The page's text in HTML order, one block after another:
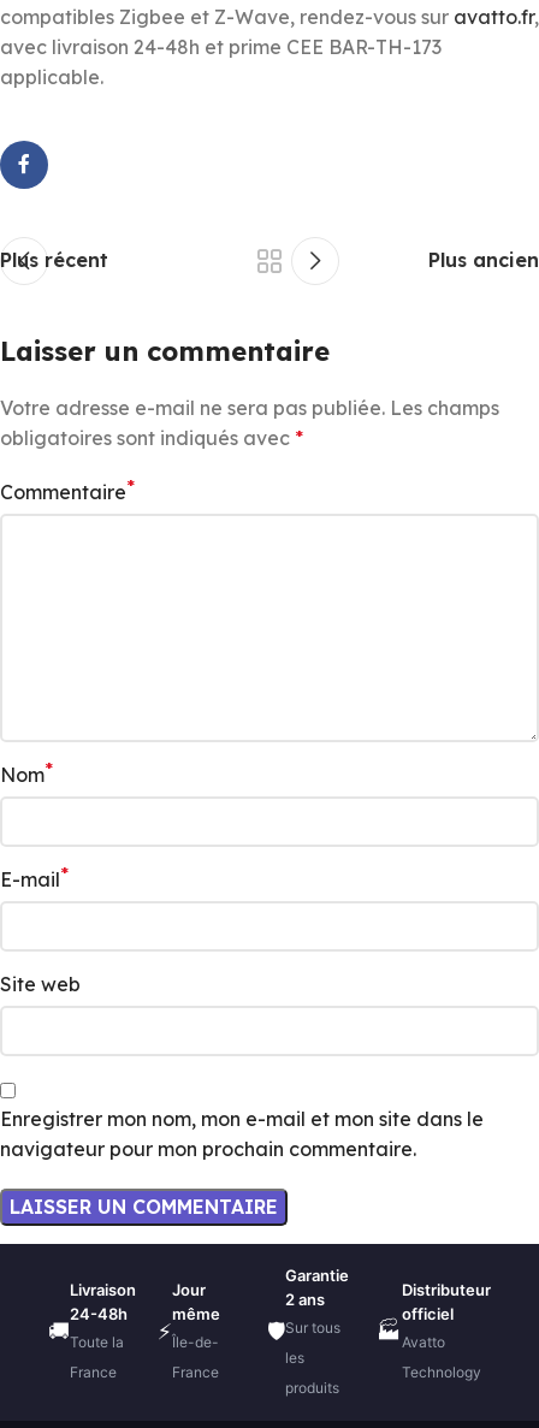
compatibles Zigbee et Z-Wave, rendez-vous sur avatto.fr,
avec livraison 24-48h et prime CEE BAR-TH-173
applicable.
Plus récent Plus ancien
Laisser un commentaire
Votre adresse e-mail ne sera pas publiée. Les champs
obligatoires sont indiqués avec *
Commentaire*
Nom*
E-mail*
Site web
Enregistrer mon nom, mon e-mail et mon site dans le
navigateur pour mon prochain commentaire.
🚚
Livraison
24-48h
Toute la
France
⚡
Jour
même
Île-de-
France
🛡️
Garantie
2 ans
Sur tous
les
produits
🏭
Distributeur
officiel
Avatto
Technology